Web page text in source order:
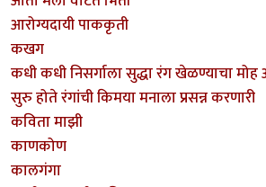
आरोग्यदायी पाककृती
कखग
कधी कधी निसर्गाला सुद्धा रंग खेळण्याचा
सुरु होते रंगांची किमया मनाला प्रसन्न करणारी
कविता माझी
काणकोण
कालगंगा